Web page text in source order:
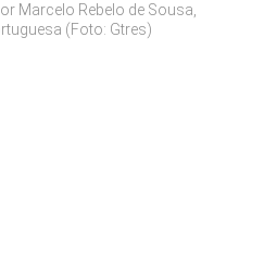
Marcelo Rebelo de Sousa,
(Foto: Gtres)